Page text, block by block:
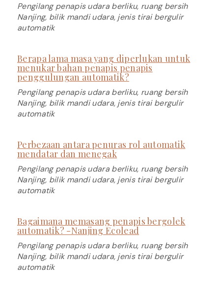
Pengilang penapis udara berliku, ruang bersih
Nanjing, bilik mandi udara, jenis tirai bergulir
automatik
Berapa lama masa yang diperlukan untuk
menukar bahan penapis penapis
penggulungan automatik?
Pengilang penapis udara berliku, ruang bersih
Nanjing, bilik mandi udara, jenis tirai bergulir
automatik
Perbezaan antara penuras rol automatik
mendatar dan menegak
Pengilang penapis udara berliku, ruang bersih
Nanjing, bilik mandi udara, jenis tirai bergulir
automatik
Bagaimana memasang penapis bergolek
automatik? -Nanjing Ecolead
Pengilang penapis udara berliku, ruang bersih
Nanjing, bilik mandi udara, jenis tirai bergulir
automatik